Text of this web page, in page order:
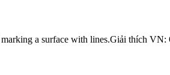
a surface with lines.Giải thích VN: